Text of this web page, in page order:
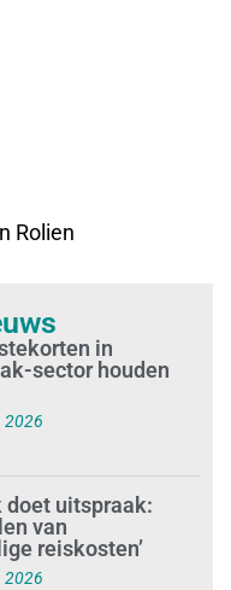
Rolien
in
sector houden
2026
doet uitspraak:
van
reiskosten’
2026